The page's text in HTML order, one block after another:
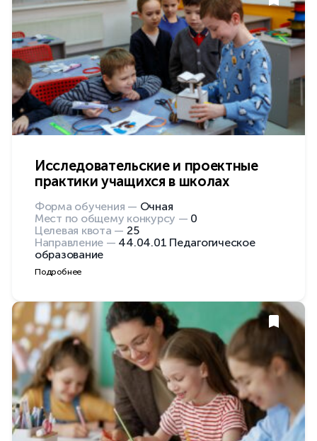
Исследовательские и проектные
практики учащихся в школах
Форма обучения — Очная
Мест по общему конкурсу — 0
Целевая квота — 25
Направление — 44.04.01 Педагогическое
образование
Подробнее